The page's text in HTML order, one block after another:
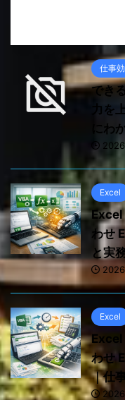
仕事
でき
力を
にわ
Excel
Excel
わせ
と実
Excel
Excel
わせ
｜仕